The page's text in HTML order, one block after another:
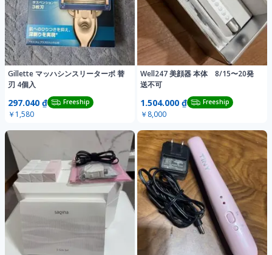
Gillette マッハシンスリーターボ 替
刃 4個入
297.040 ₫ Freeship
￥1,580
Well247 美顔器 本体 8/15〜20発
送不可
1.504.000 ₫ Freeship
￥8,000